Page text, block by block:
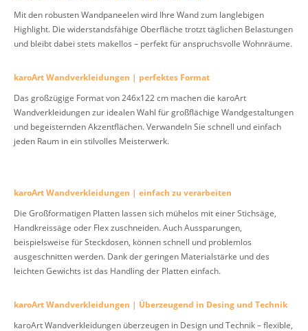
Mit den robusten Wandpaneelen wird Ihre Wand zum langlebigen
Highlight. Die widerstandsfähige Oberfläche trotzt täglichen Belastungen
und bleibt dabei stets makellos – perfekt für anspruchsvolle Wohnräume.
karoArt Wandverkleidungen | perfektes Format
Das großzügige Format von 246x122 cm machen die karoArt
Wandverkleidungen zur idealen Wahl für großflächige Wandgestaltungen
und begeisternden Akzentflächen. Verwandeln Sie schnell und einfach
jeden Raum in ein stilvolles Meisterwerk.
karoArt Wandverkleidungen | einfach zu verarbeiten
Die Großformatigen Platten lassen sich mühelos mit einer Stichsäge,
Handkreissäge oder Flex zuschneiden. Auch Aussparungen,
beispielsweise für Steckdosen, können schnell und problemlos
ausgeschnitten werden. Dank der geringen Materialstärke und des
leichten Gewichts ist das Handling der Platten einfach.
karoArt Wandverkleidungen | Überzeugend in Desing und Technik
karoArt Wandverkleidungen überzeugen in Design und Technik – flexible,